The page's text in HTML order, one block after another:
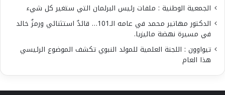
الجمعية الوطنية : ملفات رئيس البرلمان التي ستغير كل شيء
الدكتور مهاتير محمد في عامه الـ101… قائدٌ استثنائي ورمزٌ خالد
في مسيرة نهضة ماليزيا.
تيواوون : اللجنة العلمية للمولد النبوي تكشف الموضوع الرئيسي
هذا العام